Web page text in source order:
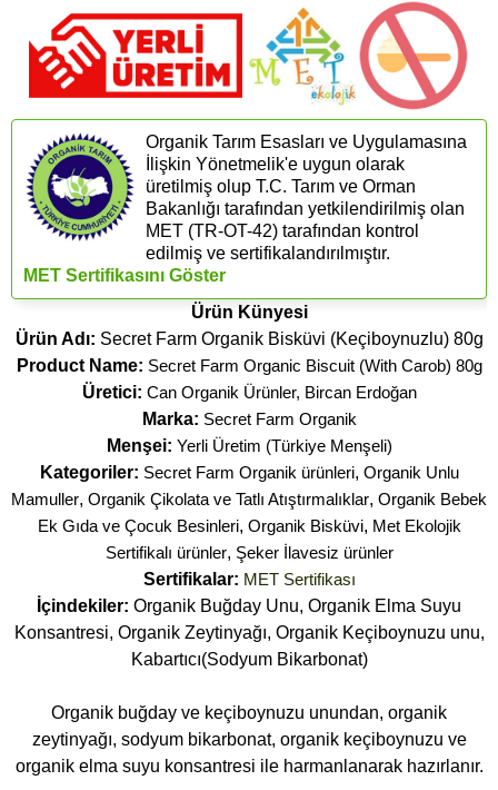
Organik Tarım Esasları ve Uygulamasına
İlişkin Yönetmelik'e uygun olarak
üretilmiş olup T.C. Tarım ve Orman
Bakanlığı tarafından yetkilendirilmiş olan
MET (TR-OT-42) tarafından kontrol
edilmiş ve sertifikalandırılmıştır.
MET Sertifikasını Göster
Ürün Künyesi
Ürün Adı: Secret Farm Organik Bisküvi (Keçiboynuzlu) 80g
Product Name: Secret Farm Organic Biscuit (With Carob) 80g
Üretici: Can Organik Ürünler, Bircan Erdoğan
Marka: Secret Farm Organik
Menşei: Yerli Üretim (Türkiye Menşeli)
Kategoriler: Secret Farm Organik ürünleri, Organik Unlu
Mamuller, Organik Çikolata ve Tatlı Atıştırmalıklar, Organik Bebek
Ek Gıda ve Çocuk Besinleri, Organik Bisküvi, Met Ekolojik
Sertifikalı ürünler, Şeker İlavesiz ürünler
Sertifikalar: MET Sertifikası
İçindekiler: Organik Buğday Unu, Organik Elma Suyu
Konsantresi, Organik Zeytinyağı, Organik Keçiboynuzu unu,
Kabartıcı(Sodyum Bikarbonat)
Organik buğday ve keçiboynuzu unundan, organik
zeytinyağı, sodyum bikarbonat, organik keçiboynuzu ve
organik elma suyu konsantresi ile harmanlanarak hazırlanır.